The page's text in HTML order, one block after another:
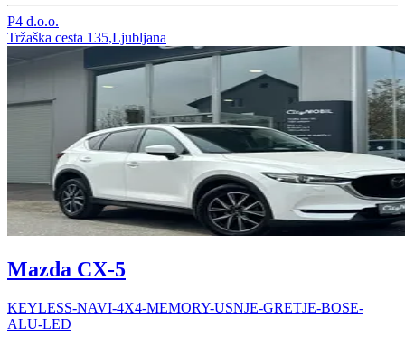
P4 d.o.o.
Tržaška cesta 135,Ljubljana
Mazda CX-5
KEYLESS-NAVI-4X4-MEMORY-USNJE-GRETJE-BOSE-
ALU-LED